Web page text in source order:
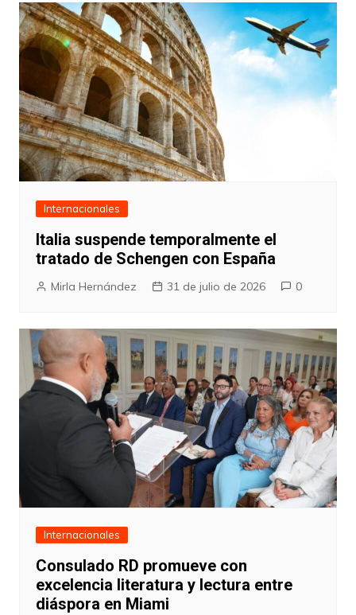
Internacionales
Italia suspende temporalmente el
tratado de Schengen con España
Mirla Hernández 31 de julio de 2026 0
Internacionales
Consulado RD promueve con
excelencia literatura y lectura entre
diáspora en Miami